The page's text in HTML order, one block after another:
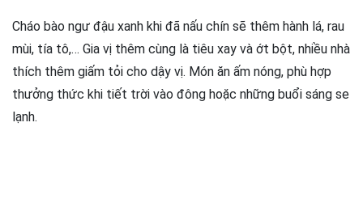
Cháo bào ngư đậu xanh khi đã nấu chín sẽ thêm hành lá, rau
mùi, tía tô,… Gia vị thêm cùng là tiêu xay và ớt bột, nhiều nhà
thích thêm giấm tỏi cho dậy vị. Món ăn ấm nóng, phù hợp
thưởng thức khi tiết trời vào đông hoặc những buổi sáng se
lạnh.